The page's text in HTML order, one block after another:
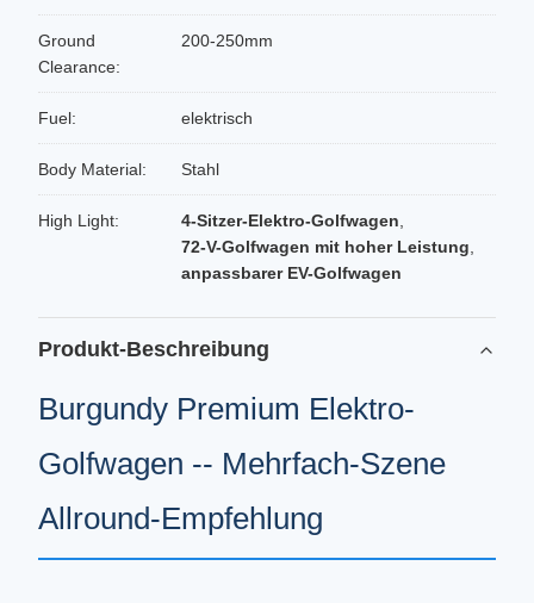
Ground
Clearance:
200-250mm
Fuel: elektrisch
Body Material: Stahl
High Light: 4-Sitzer-Elektro-Golfwagen
72-V-Golfwagen mit hoher Leistung
anpassbarer EV-Golfwagen
Produkt-Beschreibung
Burgundy Premium Elektro-
Golfwagen -- Mehrfach-Szene
Allround-Empfehlung